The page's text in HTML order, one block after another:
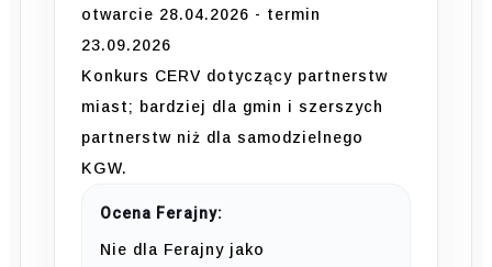
otwarcie 28.04.2026 - termin
23.09.2026
Konkurs CERV dotyczący partnerstw
miast; bardziej dla gmin i szerszych
partnerstw niż dla samodzielnego
KGW.
Ocena Ferajny:
Nie dla Ferajny jako